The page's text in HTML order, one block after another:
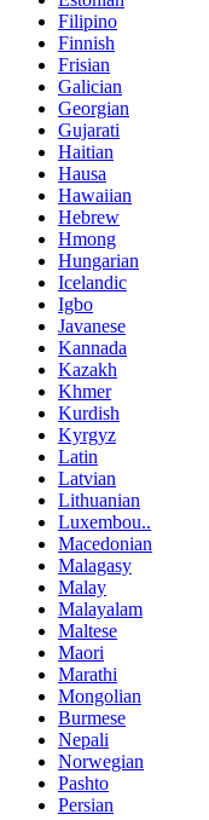
Filipino
Finnish
Frisian
Galician
Georgian
Gujarati
Haitian
Hausa
Hawaiian
Hebrew
Hmong
Hungarian
Icelandic
Igbo
Javanese
Kannada
Kazakh
Khmer
Kurdish
Kyrgyz
Latin
Latvian
Lithuanian
Luxembou..
Macedonian
Malagasy
Malay
Malayalam
Maltese
Maori
Marathi
Mongolian
Burmese
Nepali
Norwegian
Pashto
Persian